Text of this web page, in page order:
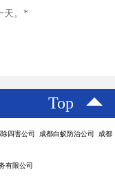
天。*
Top
四害公司 成都白蚁防治公司 成都
有限公司